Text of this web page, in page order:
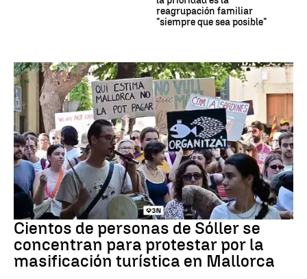
reagrupación familiar
"siempre que sea posible"
Protestas
Cientos de personas de Sóller se
concentran para protestar por la
masificación turística en Mallorca